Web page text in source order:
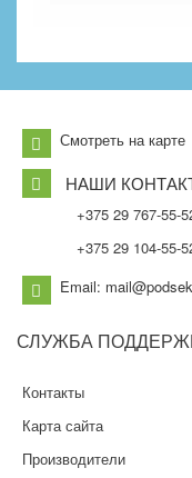
Смотреть на карте
НАШИ
+375 29 767-55-
+375 29 104-55-
Email:
СЛУЖБА
Контакты
Карта сайта
Производители